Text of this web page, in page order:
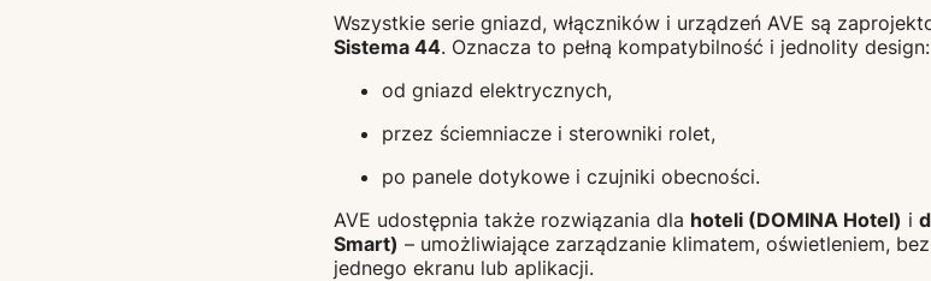
Wszystkie serie gniazd, włączników i urządzeń AVE są
Sistema 44. Oznacza to pełną kompatybilność i jednolity design:
od gniazd elektrycznych,
przez ściemniacze i sterowniki rolet,
po panele dotykowe i czujniki obecności.
AVE udostępnia także rozwiązania dla hoteli (DOMINA Hotel) i
Smart) – umożliwiające zarządzanie klimatem, oświetleniem,
jednego ekranu lub aplikacji.